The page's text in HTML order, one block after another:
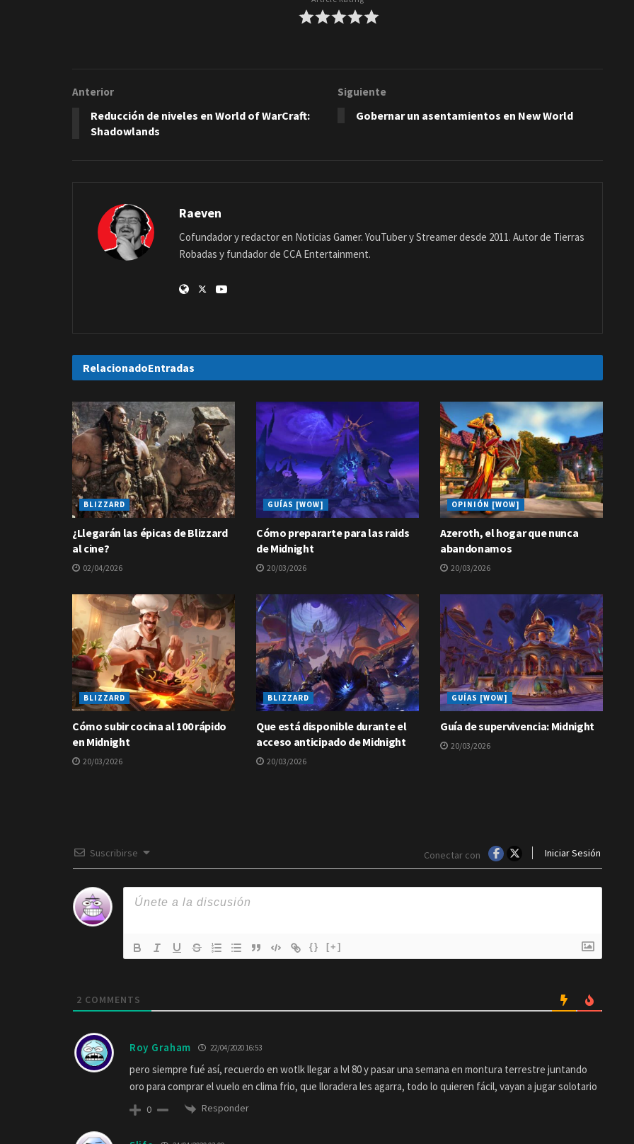
Anterior
Reducción de niveles en World of WarCraft:
Shadowlands
Siguiente
Gobernar un asentamientos en New World
Raeven
Cofundador y redactor en Noticias Gamer. YouTuber y Streamer desde 2011. Autor de Tierras
Robadas y fundador de CCA Entertainment.
RelacionadoEntradas
BLIZZARD
¿Llegarán las épicas de Blizzard
al cine?
02/04/2026
GUÍAS [WOW]
Cómo prepararte para las raids
de Midnight
20/03/2026
OPINIÓN [WOW]
Azeroth, el hogar que nunca
abandonamos
20/03/2026
BLIZZARD
Cómo subir cocina al 100 rápido
en Midnight
20/03/2026
BLIZZARD
Que está disponible durante el
acceso anticipado de Midnight
20/03/2026
GUÍAS [WOW]
Guía de supervivencia: Midnight
20/03/2026
Suscribirse Conectar con Iniciar Sesión
{} [+]
2 COMMENTS
Roy Graham 22/04/2020 16:53
pero siempre fué así, recuerdo en wotlk llegar a lvl 80 y pasar una semana en montura terrestre juntando
oro para comprar el vuelo en clima frio, que lloradera les agarra, todo lo quieren fácil, vayan a jugar solotario
0 Responder